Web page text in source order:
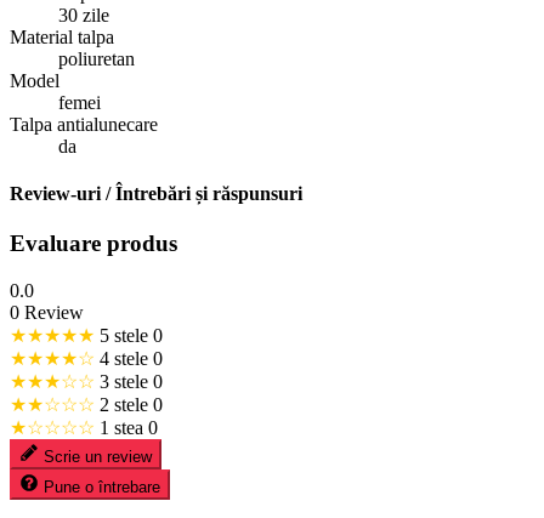
30 zile
Material talpa
poliuretan
Model
femei
Talpa antialunecare
da
Review-uri / Întrebări și răspunsuri
Evaluare produs
0.0
0 Review
★★★★★ 5 stele 0
★★★★☆ 4 stele 0
★★★☆☆ 3 stele 0
★★☆☆☆ 2 stele 0
★☆☆☆☆ 1 stea 0
Scrie un review
Pune o întrebare